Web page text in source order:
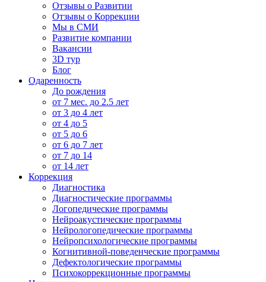
Отзывы о Развитии
Отзывы о Коррекции
Мы в СМИ
Развитие компании
Вакансии
3D тур
Блог
Одаренность
До рождения
от 7 мес. до 2.5 лет
от 3 до 4 лет
от 4 до 5
от 5 до 6
от 6 до 7 лет
от 7 до 14
от 14 лет
Коррекция
Диагностика
Диагностические программы
Логопедические программы
Нейроакустические программы
Нейрологопедические программы
Нейропсихологические программы
Когнитивной-поведенческие программы
Дефектологические программы
Психокоррекционные программы